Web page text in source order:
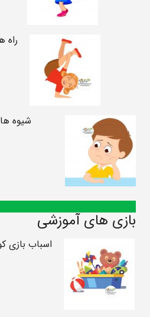
راه
شیوه
بازی های آموزشی
اسباب بازی